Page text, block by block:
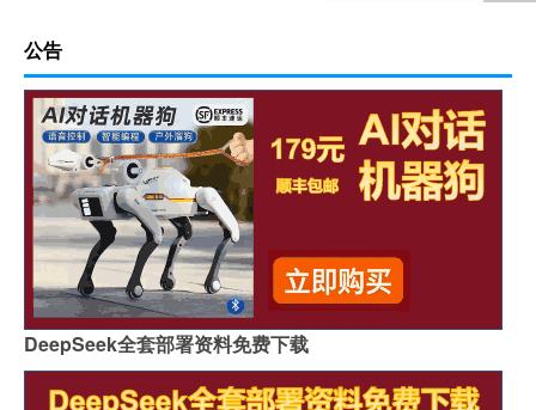
公告
DeepSeek全套部署资料免费下载